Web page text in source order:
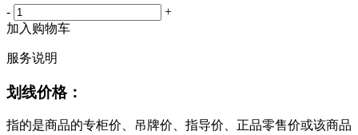
-
+
加入购物车
服务说明
划线价格：
指的是商品的专柜价、吊牌价、指导价、正品零售价或该商品